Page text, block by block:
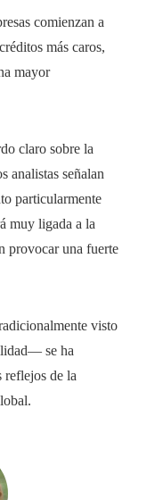
comienzan a
más caros,
mayor
claro sobre la
analistas señalan
particularmente
muy ligada a la
provocar una fuerte
visto
se ha
reflejos de la